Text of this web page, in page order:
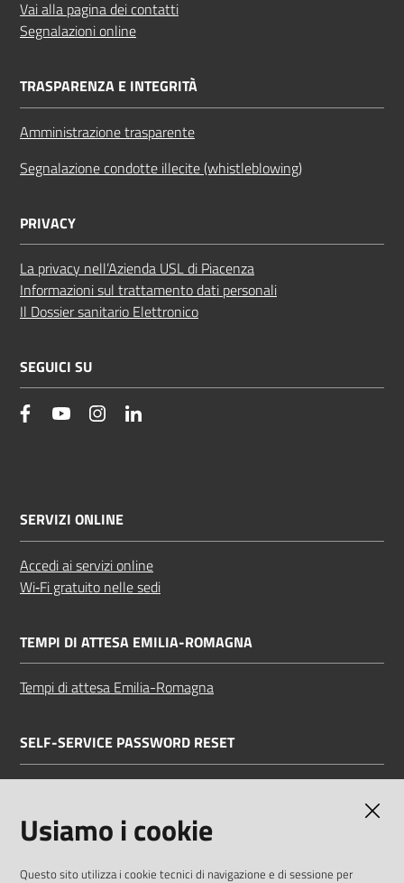
Vai alla pagina dei contatti
Segnalazioni online
TRASPARENZA E INTEGRITÀ
Amministrazione trasparente
Segnalazione condotte illecite (whistleblowing)
PRIVACY
La privacy nell’Azienda USL di Piacenza
Informazioni sul trattamento dati personali
Il Dossier sanitario Elettronico
SEGUICI SU
facebookYouTube Instagram
SERVIZI ONLINE
Accedi ai servizi online
Wi‑Fi gratuito nelle sedi
TEMPI DI ATTESA EMILIA-ROMAGNA
Tempi di attesa Emilia-Romagna
SELF-SERVICE PASSWORD RESET
Usiamo i cookie
Questo sito utilizza i cookie tecnici di navigazione e di sessione per